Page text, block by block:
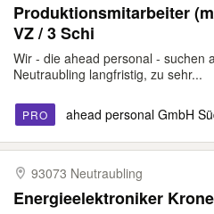
Produktionsmitarbeiter
VZ / 3 Schi
Wir - die ahead personal - suchen
Neutraubling langfristig, zu sehr...
PRO ahead personal GmbH
93073 Neutraubling
Energieelektroniker